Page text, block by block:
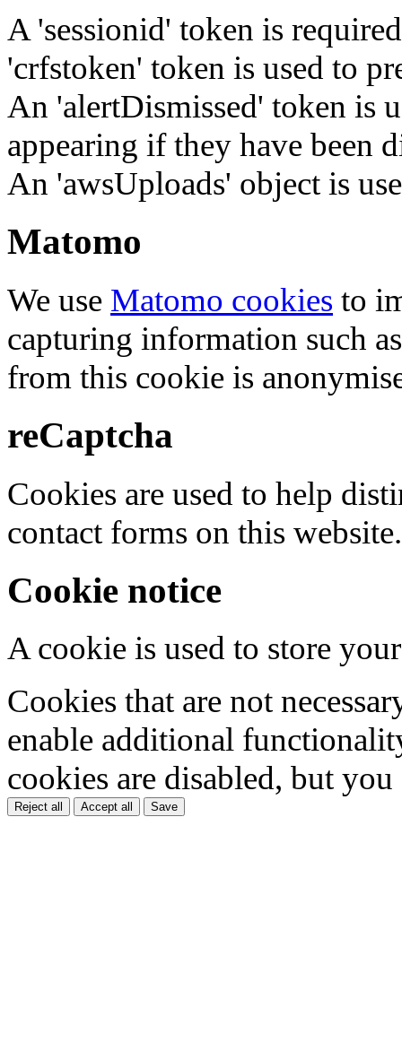
A 'sessionid' token is
'crfstoken' token is used to
An 'alertDismissed' token is
appearing if they have been
An 'awsUploads' object is
Matomo
We use Matomo cookies to
capturing information such
from this cookie is
reCaptcha
Cookies are used to help
contact forms on this website.
Cookie notice
A cookie is used to store
Cookies that are not
enable additional
cookies are disabled, but
Reject all Accept all Save